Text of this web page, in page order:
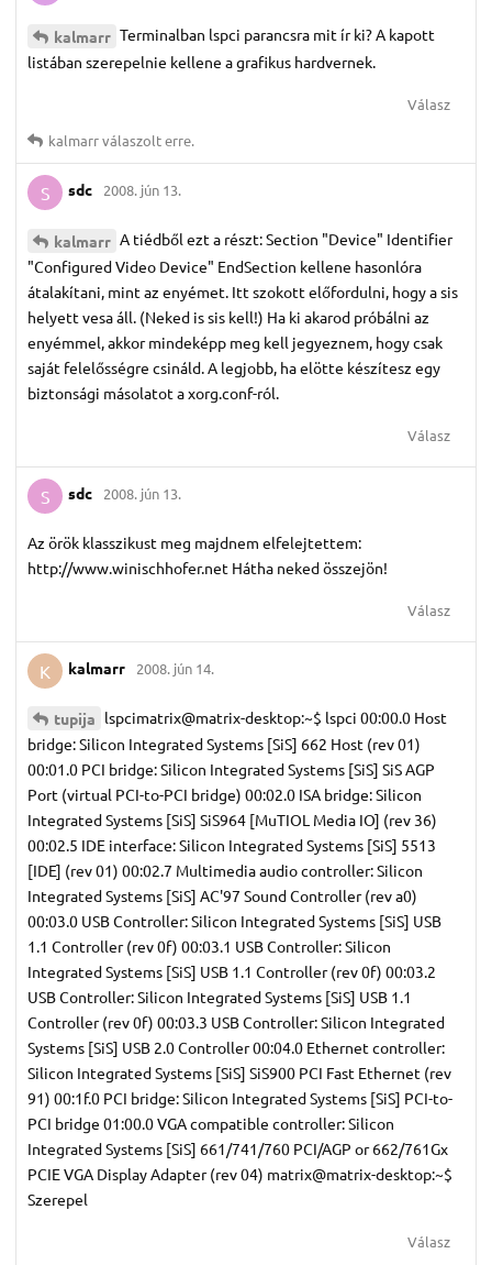
kalmarr Terminalban lspci parancsra mit ír ki? A kapott
listában szerepelnie kellene a grafikus hardvernek.
Válasz
kalmarrválaszolt erre.
S sdc 2008. jún 13.
kalmarr A tiédből ezt a részt: Section "Device" Identifier
"Configured Video Device" EndSection kellene hasonlóra
átalakítani, mint az enyémet. Itt szokott előfordulni, hogy a sis
helyett vesa áll. (Neked is sis kell!) Ha ki akarod próbálni az
enyémmel, akkor mindeképp meg kell jegyeznem, hogy csak
saját felelősségre csináld. A legjobb, ha elötte készítesz egy
biztonsági másolatot a xorg.conf-ról.
Válasz
S sdc 2008. jún 13.
Az örök klasszikust meg majdnem elfelejtettem:
http://www.winischhofer.net Hátha neked összejön!
Válasz
K kalmarr 2008. jún 14.
tupija lspcimatrix@matrix-desktop:~$ lspci 00:00.0 Host
bridge: Silicon Integrated Systems [SiS] 662 Host (rev 01)
00:01.0 PCI bridge: Silicon Integrated Systems [SiS] SiS AGP
Port (virtual PCI-to-PCI bridge) 00:02.0 ISA bridge: Silicon
Integrated Systems [SiS] SiS964 [MuTIOL Media IO] (rev 36)
00:02.5 IDE interface: Silicon Integrated Systems [SiS] 5513
[IDE] (rev 01) 00:02.7 Multimedia audio controller: Silicon
Integrated Systems [SiS] AC'97 Sound Controller (rev a0)
00:03.0 USB Controller: Silicon Integrated Systems [SiS] USB
1.1 Controller (rev 0f) 00:03.1 USB Controller: Silicon
Integrated Systems [SiS] USB 1.1 Controller (rev 0f) 00:03.2
USB Controller: Silicon Integrated Systems [SiS] USB 1.1
Controller (rev 0f) 00:03.3 USB Controller: Silicon Integrated
Systems [SiS] USB 2.0 Controller 00:04.0 Ethernet controller:
Silicon Integrated Systems [SiS] SiS900 PCI Fast Ethernet (rev
91) 00:1f.0 PCI bridge: Silicon Integrated Systems [SiS] PCI-to-
PCI bridge 01:00.0 VGA compatible controller: Silicon
Integrated Systems [SiS] 661/741/760 PCI/AGP or 662/761Gx
PCIE VGA Display Adapter (rev 04) matrix@matrix-desktop:~$
Szerepel
Válasz